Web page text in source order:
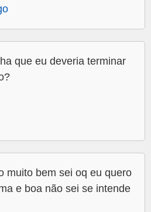
que eu deveria terminar
muito bem sei oq eu quero
e boa não sei se intende